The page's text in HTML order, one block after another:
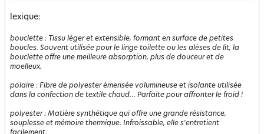
lexique:
bouclette : Tissu léger et extensible, formant en surface de petites
boucles. Souvent utilisée pour le linge toilette ou les alèses de lit, la
bouclette offre une meilleure absorption, plus de douceur et de
moelleux.
polaire : Fibre de polyester émerisée volumineuse et isolante utilisée
dans la confection de textile chaud… Parfaite pour affronter le froid !
polyester: Matière synthétique qui offre une grande résistance,
souplesse et mémoire thermique. Infroissable, elle s'entretient